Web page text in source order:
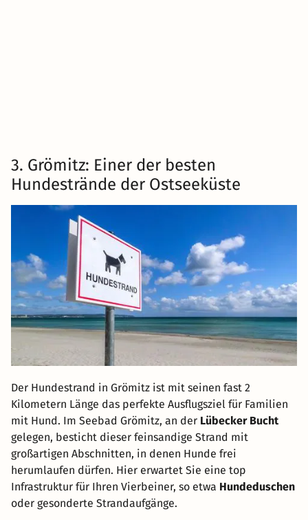
3. Grömitz: Einer der besten
Hundestrände der Ostseeküste
Der Hundestrand in Grömitz ist mit seinen fast 2
Kilometern Länge das perfekte Ausflugsziel für Familien
mit Hund. Im Seebad Grömitz, an der Lübecker Bucht
gelegen, besticht dieser feinsandige Strand mit
großartigen Abschnitten, in denen Hunde frei
herumlaufen dürfen. Hier erwartet Sie eine top
Infrastruktur für Ihren Vierbeiner, so etwa Hundeduschen
oder gesonderte Strandaufgänge.